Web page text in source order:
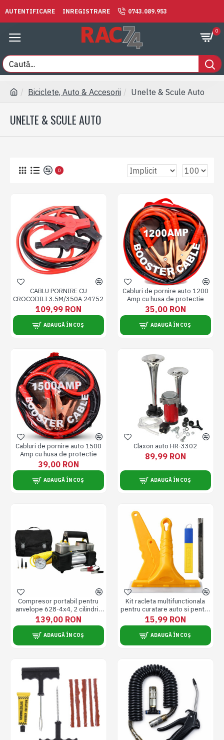
AUTENTIFICARE INREGISTRARE 0743.089.953
0
Biciclete, Auto & Accesorii Unelte & Scule Auto
UNELTE & SCULE AUTO
0
CABLU PORNIRE CU
CROCODILI 3.5M/350A 24752
109,99 RON
ADAUGĂ ÎN COȘ
Cabluri de pornire auto 1200
Amp cu husa de protectie
35,00 RON
ADAUGĂ ÎN COȘ
Cabluri de pornire auto 1500
Amp cu husa de protectie
39,00 RON
ADAUGĂ ÎN COȘ
Claxon auto HR-3302
89,99 RON
ADAUGĂ ÎN COȘ
Compresor portabil pentru
anvelope 628-4x4, 2 cilindrii,
85 L/min, 12V, 200PSI, cablu
3m
139,00 RON
ADAUGĂ ÎN COȘ
Kit racleta multifunctionala
pentru curatare auto si pentru
montarea foliei auto sau a
autocolantelor
15,99 RON
ADAUGĂ ÎN COȘ